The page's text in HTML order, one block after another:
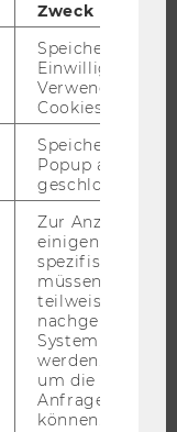
STUDIERENDE
Zweck
Speichert Ihre
Einwilligung zur
Verwendung von
Cookies.
Speichert ob ein
Popup
geschlossen
Zur Anzeige von
einigen WU-
spezifischen
müssen
teilweise von
nachgelagerten
System
werden.
um die Antwort
Anfrage
können.